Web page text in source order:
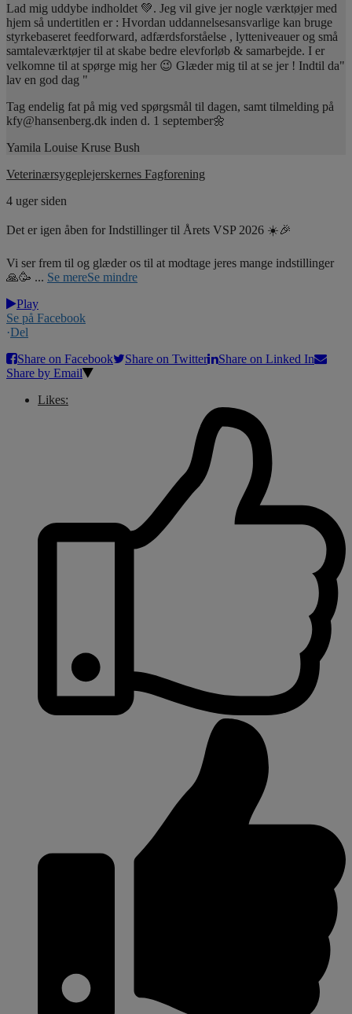
Lad mig uddybe indholdet 💚. Jeg vil give jer nogle værktøjer med
hjem så undertitlen er : Hvordan uddannelsesansvarlige kan bruge
styrkebaseret feedforward, adfærdsforståelse , lytteniveauer og små
samtaleværktøjer til at skabe bedre elevforløb & samarbejde. I er
velkomne til at spørge mig her 😉 Glæder mig til at se jer ! Indtil da"
lav en god dag "
Tag endelig fat på mig ved spørgsmål til dagen, samt tilmelding på
kfy@hansenberg.dk inden d. 1 september🌼
Yamila Louise Kruse Bush
Veterinærsygeplejerskernes Fagforening
4 uger siden
Det er igen åben for Indstillinger til Årets VSP 2026 ☀️🎉
Vi ser frem til og glæder os til at modtage jeres mange indstillinger
🙏🥳 ... Se mereSe mindre
Play
Se på Facebook
·Del
Share on Facebook
Share on Twitter
Share on Linked In
Share by Email
Likes: